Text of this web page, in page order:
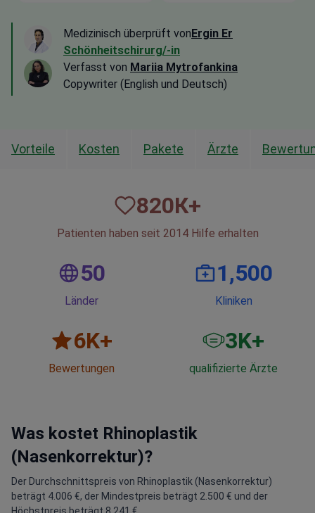
Medizinisch überprüft vonErgin Er
Schönheitschirurg/-in
Verfasst von Mariia Mytrofankina
Copywriter (English und Deutsch)
Vorteile Kosten Pakete Ärzte
820К+
Patienten haben seit 2014 Hilfe erhalten
50
Länder
1,500
Kliniken
6K+
Bewertungen
3K+
qualifizierte Ärzte
Was kostet Rhinoplastik
(Nasenkorrektur)?
Der Durchschnittspreis von Rhinoplastik (Nasenkorrektur)
beträgt 4.006 €, der Mindestpreis beträgt 2.500 € und der
Höchstpreis beträgt 8.241 €.